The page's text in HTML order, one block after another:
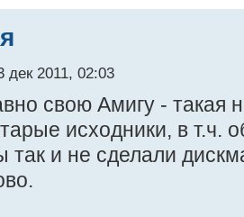
дек 2011, 02:03
свою Амигу - такая
исходники, в т.ч.
и не сделали